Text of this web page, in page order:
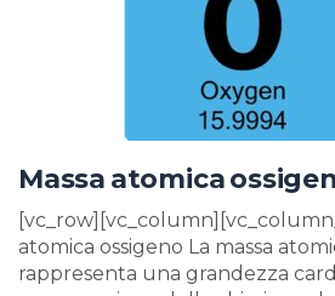
Massa atomica
atomica ossigeno La massa
rappresenta una grandezza